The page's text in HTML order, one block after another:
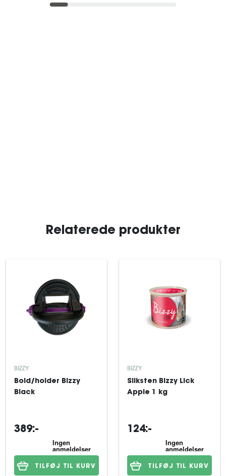
Relaterede produkter
BIZZY
Bold/holder Bizzy
Black
389:-
TILFØJ TIL KURV
BIZZY
Sliksten Bizzy Lick
Apple 1 kg
124:-
TILFØJ TIL KURV